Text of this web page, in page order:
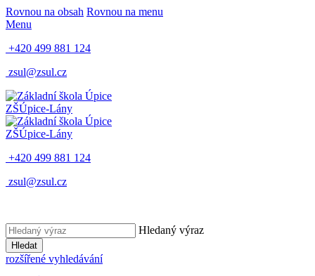
Rovnou na obsah Rovnou na menu
Menu
+420 499 881 124
zsul@zsul.cz
ZŠÚpice-Lány
ZŠÚpice-Lány
+420 499 881 124
zsul@zsul.cz
Hledaný výraz
Hledat
rozšířené vyhledávání